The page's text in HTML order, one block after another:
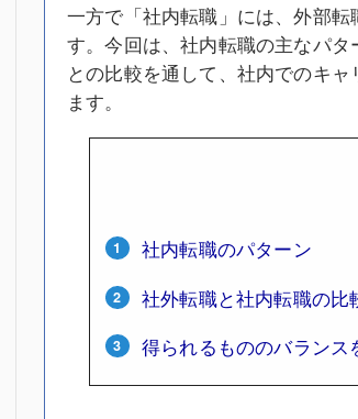
一方で「社内転職」には、外部
す。今回は、社内転職の主なパ
との比較を通して、社内でのキ
ます。
社内転職のパターン
社外転職と社内転職の比
得られるもののバランス